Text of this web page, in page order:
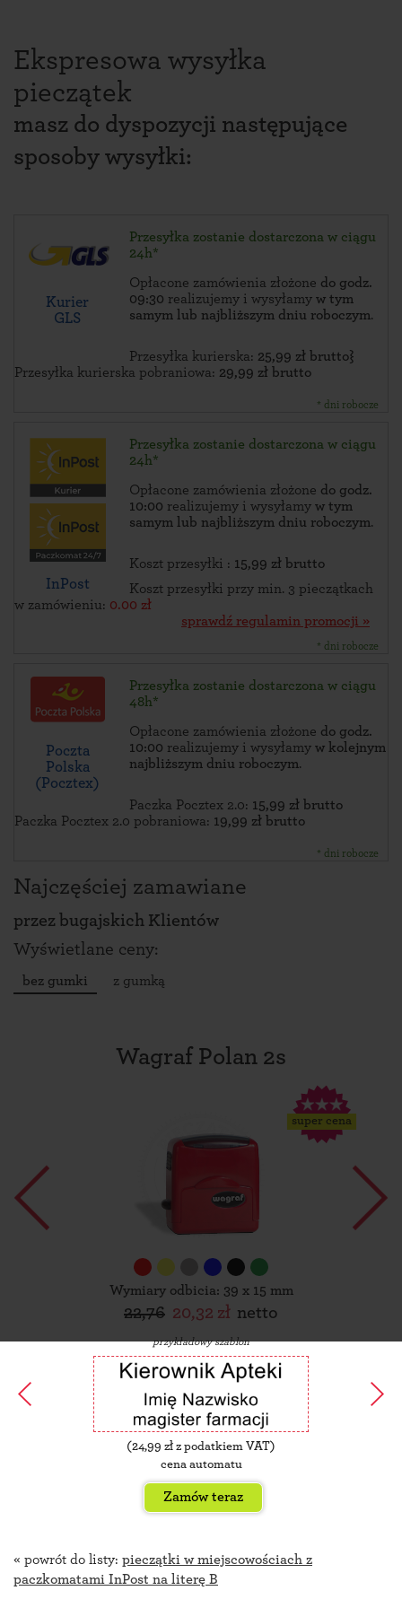
Ekspresowa wysyłka
pieczątek
masz do dyspozycji następujące
sposoby wysyłki:
Kurier
GLS
Przesyłka zostanie dostarczona w ciągu
24h*
Opłacone zamówienia złożone do godz.
09:30 realizujemy i wysyłamy w tym
samym lub najbliższym dniu roboczym.
Przesyłka kurierska: 25,99 zł brutto}
Przesyłka kurierska pobraniowa: 29,99 zł brutto
* dni robocze
InPost
Przesyłka zostanie dostarczona w ciągu
24h*
Opłacone zamówienia złożone do godz.
10:00 realizujemy i wysyłamy w tym
samym lub najbliższym dniu roboczym.
Koszt przesyłki : 15,99 zł brutto
Koszt przesyłki przy min. 3 pieczątkach
w zamówieniu: 0.00 zł
sprawdź regulamin promocji »
* dni robocze
Poczta
Polska
(Pocztex)
Przesyłka zostanie dostarczona w ciągu
48h*
Opłacone zamówienia złożone do godz.
10:00 realizujemy i wysyłamy w kolejnym
najbliższym dniu roboczym.
Paczka Pocztex 2.0: 15,99 zł brutto
Paczka Pocztex 2.0 pobraniowa: 19,99 zł brutto
* dni robocze
Najczęściej zamawiane
przez bugajskich Klientów
Wyświetlane ceny:
bez gumki z gumką
Wagraf Polan 2s
super cena
Wymiary odbicia: 39 x 15 mm
22,76 20,32 zł netto
przykładowy szablon
(24,99 zł z podatkiem VAT)
cena automatu
Zamów teraz
« powrót do listy: pieczątki w miejscowościach z
paczkomatami InPost na literę B